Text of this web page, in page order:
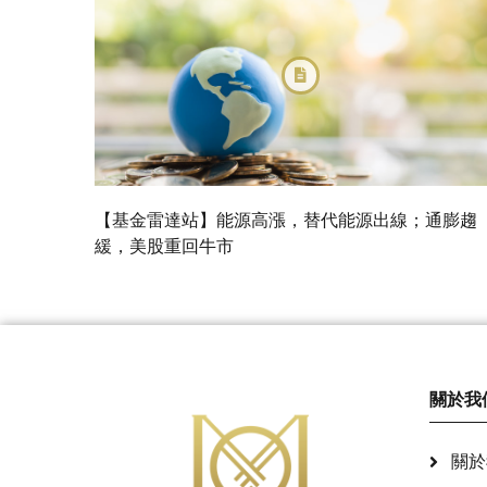
【基金雷達站】能源高漲，替代能源出線；通膨趨
緩，美股重回牛市
關於我
關